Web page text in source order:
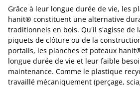
Grâce à leur longue durée de vie, les
hanit® constituent une alternative
traditionnels en bois. Qu'il s'agisse de
piquets de clôture ou de la
portails, les planches et poteaux
longue durée de vie et leur faible
maintenance. Comme le plastique
travaillé mécaniquement (perçage,